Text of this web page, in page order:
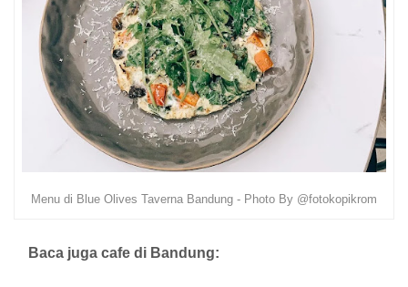
Menu di Blue Olives Taverna Bandung - Photo By @fotokopikrom
Baca juga cafe di Bandung: